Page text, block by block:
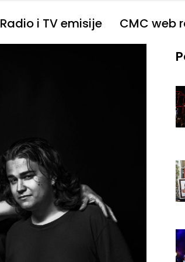
Radio i TV emisije CMC web